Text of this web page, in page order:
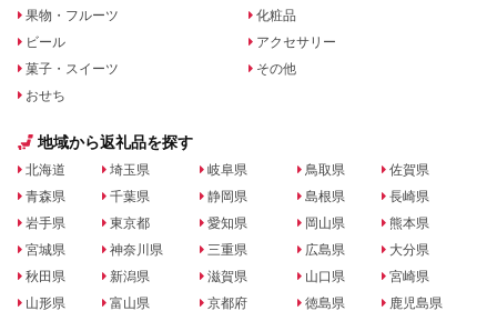
果物・フルーツ
ビール
菓子・スイーツ
おせち
化粧品
アクセサリー
その他
地域から返礼品を探す
北海道
青森県
岩手県
宮城県
秋田県
山形県
埼玉県
千葉県
東京都
神奈川県
新潟県
富山県
岐阜県
静岡県
愛知県
三重県
滋賀県
京都府
鳥取県
島根県
岡山県
広島県
山口県
徳島県
佐賀県
長崎県
熊本県
大分県
宮崎県
鹿児島県